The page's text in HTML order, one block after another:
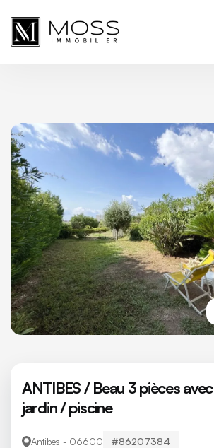
ANTIBES / Beau 3 pièces avec
jardin / piscine
Antibes - 06600 #86207384